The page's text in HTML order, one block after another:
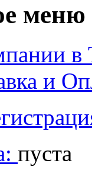
меню
в
и
пуста